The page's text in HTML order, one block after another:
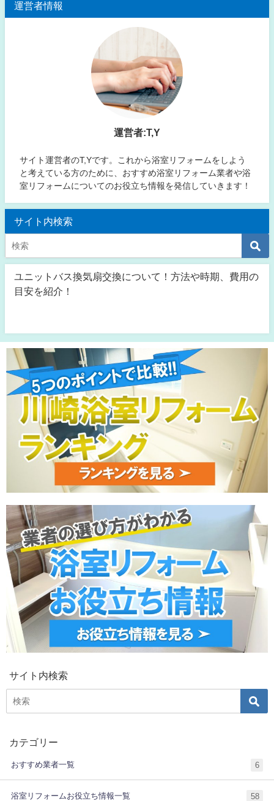
運営者情報
運営者:T,Y
サイト運営者のT,Yです。これから浴室リフォームをしよう
と考えている方のために、おすすめ浴室リフォーム業者や浴
室リフォームについてのお役立ち情報を発信していきます！
サイト内検索
ユニットバス換気扇交換について！方法や時期、費用の
目安を紹介！
サイト内検索
カテゴリー
おすすめ業者一覧 6
浴室リフォームお役立ち情報一覧 58